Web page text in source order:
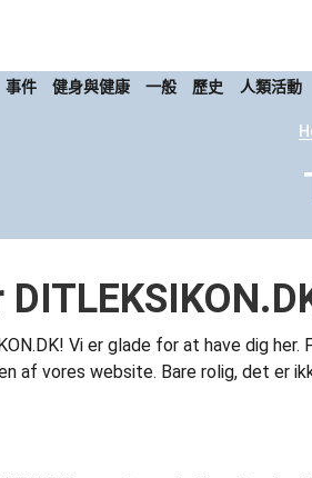
事件 健身與健康 一般 歷史 人類活動
Vi er glade for at have dig
af vores website. Bare rolig, det er